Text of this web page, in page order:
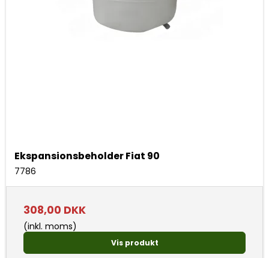
Ekspansionsbeholder Fiat 90
7786
308,00 DKK
(inkl. moms)
Vis produkt